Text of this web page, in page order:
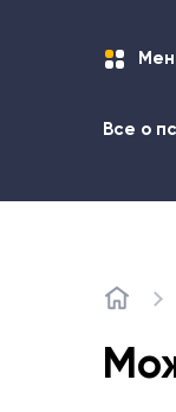
Все о
Главная